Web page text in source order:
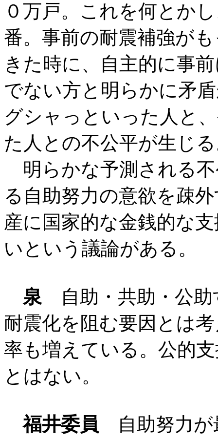
０万戸。これを何とか
番。事前の耐震補強が
きた時に、自主的に事
でない方と明らかに矛
グシャっといった人と
た人との不公平が生じ
明らかな予測される
る自助努力の意欲を疎
産に国家的な金銭的な
いという議論がある。
泉 自助・共助・公助
耐震化を阻む要因とは
率も増えている。公的
とはない。
福井委員 自助努力が